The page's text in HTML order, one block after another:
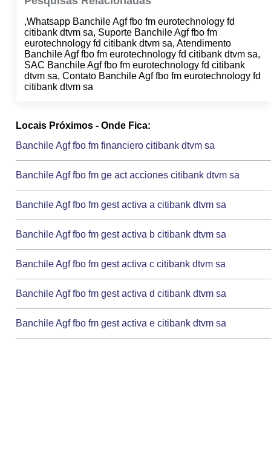
,Whatsapp Banchile Agf fbo fm eurotechnology fd
citibank dtvm sa, Suporte Banchile Agf fbo fm
eurotechnology fd citibank dtvm sa, Atendimento
Banchile Agf fbo fm eurotechnology fd citibank dtvm sa,
SAC Banchile Agf fbo fm eurotechnology fd citibank
dtvm sa, Contato Banchile Agf fbo fm eurotechnology fd
citibank dtvm sa
Locais Próximos - Onde Fica:
Banchile Agf fbo fm financiero citibank dtvm sa
Banchile Agf fbo fm ge act acciones citibank dtvm sa
Banchile Agf fbo fm gest activa a citibank dtvm sa
Banchile Agf fbo fm gest activa b citibank dtvm sa
Banchile Agf fbo fm gest activa c citibank dtvm sa
Banchile Agf fbo fm gest activa d citibank dtvm sa
Banchile Agf fbo fm gest activa e citibank dtvm sa